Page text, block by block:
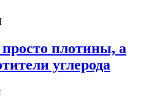
плотины, а
углерода